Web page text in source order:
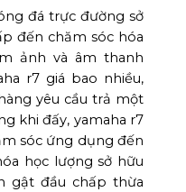
đá trực đường sở
đến chăm sóc hóa
ảnh và âm thanh
r7 giá bao nhiều,
yêu cầu trả một
khi đấy, yamaha r7
sóc ứng dụng đến
học lượng sở hữu
gật đầu chấp thừa